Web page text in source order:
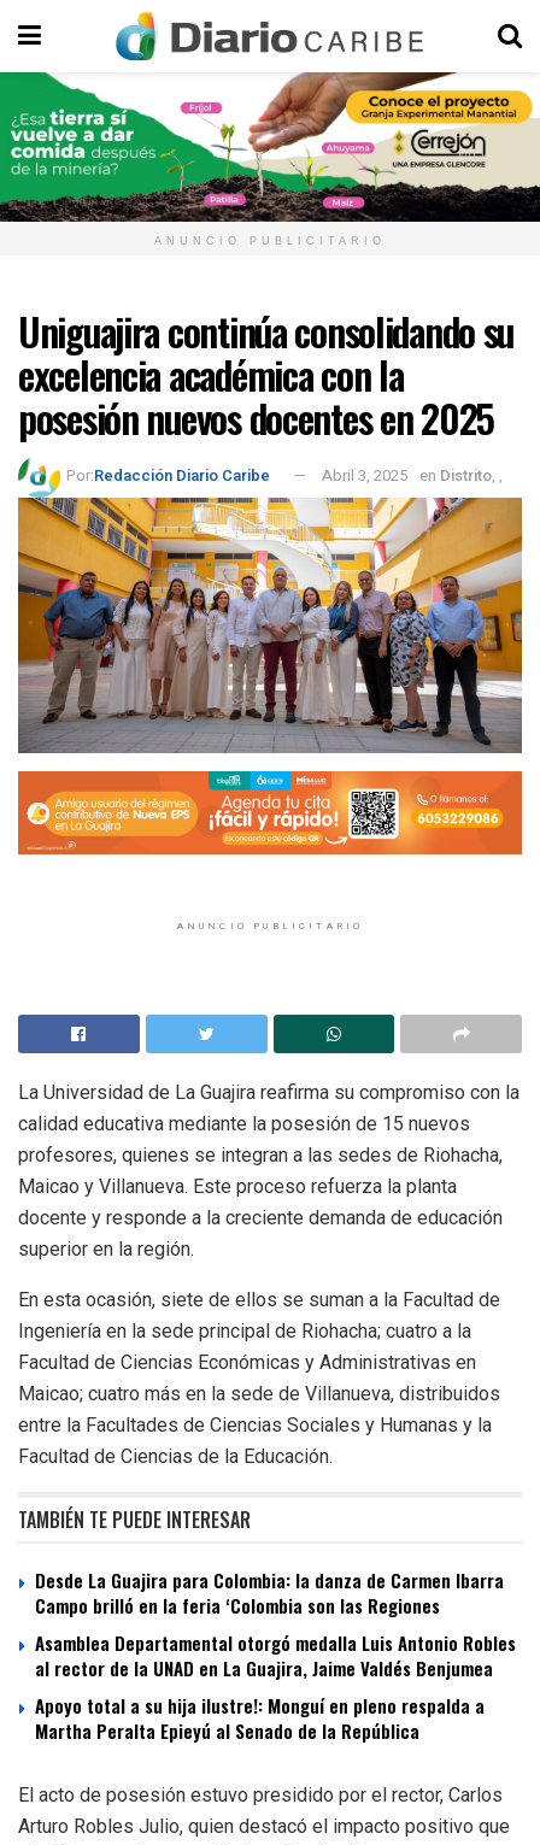
ANUNCIO PUBLICITARIO
Uniguajira continúa consolidando su
excelencia académica con la
posesión nuevos docentes en 2025
Por:Redacción Diario Caribe Abril 3, 2025 en Distrito, ,
ANUNCIO PUBLICITARIO
La Universidad de La Guajira reafirma su compromiso con la
calidad educativa mediante la posesión de 15 nuevos
profesores, quienes se integran a las sedes de Riohacha,
Maicao y Villanueva. Este proceso refuerza la planta
docente y responde a la creciente demanda de educación
superior en la región.
En esta ocasión, siete de ellos se suman a la Facultad de
Ingeniería en la sede principal de Riohacha; cuatro a la
Facultad de Ciencias Económicas y Administrativas en
Maicao; cuatro más en la sede de Villanueva, distribuidos
entre la Facultades de Ciencias Sociales y Humanas y la
Facultad de Ciencias de la Educación.
TAMBIÉN TE PUEDE INTERESAR
Desde La Guajira para Colombia: la danza de Carmen Ibarra
Campo brilló en la feria ‘Colombia son las Regiones
Asamblea Departamental otorgó medalla Luis Antonio Robles
al rector de la UNAD en La Guajira, Jaime Valdés Benjumea
Apoyo total a su hija ilustre!: Monguí en pleno respalda a
Martha Peralta Epieyú al Senado de la República
El acto de posesión estuvo presidido por el rector, Carlos
Arturo Robles Julio, quien destacó el impacto positivo que